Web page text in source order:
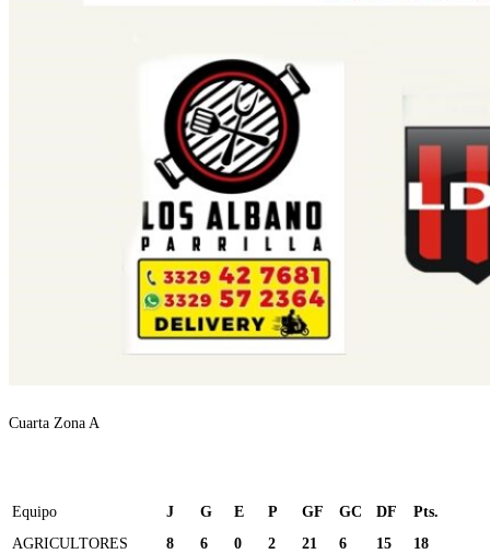
Cuarta Zona A
Equipo J G E P GF GC DF
Pts.
AGRICULTORES
8 6 0 2 21 6 15
18